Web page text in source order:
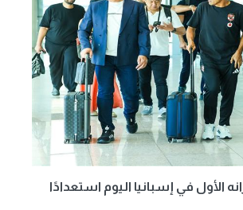
الأول في إسبانيا اليوم استعدادًا